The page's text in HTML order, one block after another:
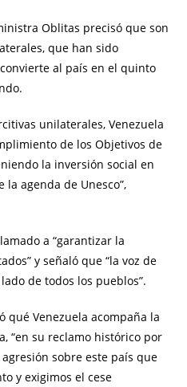
Oblitas precisó que son
que han sido
al país en el quinto
unilaterales, Venezuela
de los Objetivos de
la inversión social en
agenda de Unesco”,
a “garantizar la
y señaló que “la voz de
de todos los pueblos”.
qué Venezuela acompaña la
“en su reclamo histórico por
sobre este país que
y exigimos el cese